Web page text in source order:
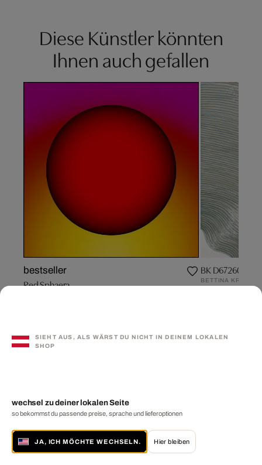
Diese Künstler könnten
Ihnen auch gefallen
bestseller
Red Sphaera
BK D67260
BETTINA KRIEG
SIEHT AUS, ALS WÄRST DU NICHT IN DEINEM LOKALEN
SHOP
wechsel zu deiner lokalen Seite
so bekommst du passende preise, sprache und lieferoptionen
JA, ICH MÖCHTE WECHSELN. Hier bleiben